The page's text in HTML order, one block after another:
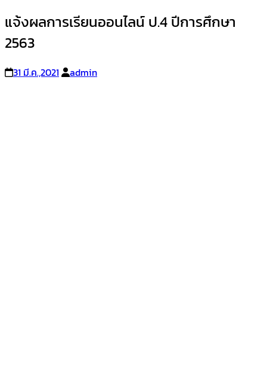
แจ้งผลการเรียนออนไลน์ ป.4 ปีการศึกษา
2563
31 มี.ค.,2021 admin